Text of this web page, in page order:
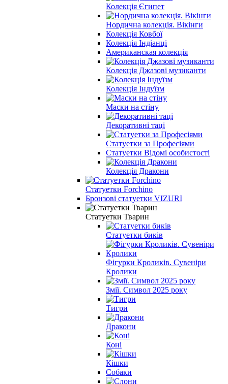
Колекція Єгипет
Нордична колекція. Вікінги
Колекція Ковбої
Колекція Індіанці
Американская колекція
Колекція Джазові музиканти
Колекція Індуїзм
Маски на стіну
Декоративні таці
Статуетки за Професіями
Статуетки Відомі особистості
Колекція Дракони
Статуетки Forchino
Бронзові статуетки VIZURI
Статуетки Тварин
Статуетки биків
Фігурки Кроликів. Сувеніри
Кролики
Змії. Символ 2025 року
Тигри
Дракони
Коні
Кішки
Собаки